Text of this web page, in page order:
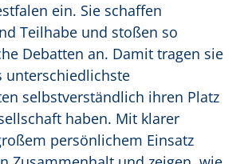
ein. Sie schaffen
Teilhabe und stoßen so
Debatten an. Damit tragen sie
unterschiedlichste
selbstverständlich ihren Platz
haben. Mit klarer
persönlichem Einsatz